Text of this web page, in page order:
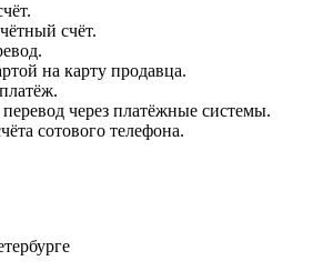
счёт.
на карту продавца.
через платёжные системы.
сотового телефона.